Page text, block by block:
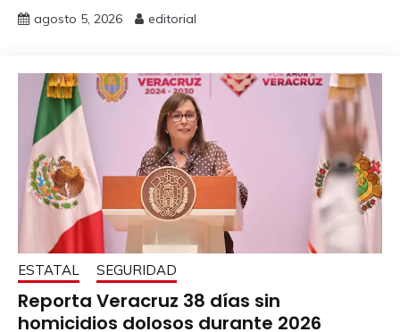
agosto 5, 2026 editorial
ESTATAL SEGURIDAD
Reporta Veracruz 38 días sin
homicidios dolosos durante 2026